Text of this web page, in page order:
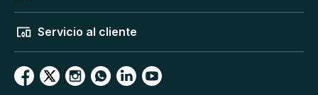
Servicio al cliente